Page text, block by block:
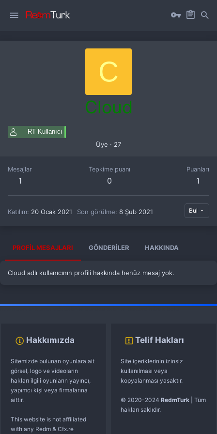
C
Cloud
RT Kullanıcı
Üye · 27
Mesajlar
1
Tepkime puanı
0
Puanları
1
Katılım 20 Ocak 2021 Son görülme 8 Şub 2021 Bul
PROFIL MESAJLARI GÖNDERILER HAKKINDA
Cloud adlı kullanıcının profili hakkında henüz mesaj yok.
Hakkımızda
Sitemizde bulunan oyunlara ait
görsel, logo ve videoların
hakları ilgili oyunların yayıncı,
yapımcı kişi veya firmalarına
aittir.
This website is not affiliated
with any Redm & Cfx.re
Telif Hakları
Site içeriklerinin izinsiz
kullanılması veya
kopyalanması yasaktır.
© 2020-2024 RedmTurk | Tüm
hakları saklıdır.